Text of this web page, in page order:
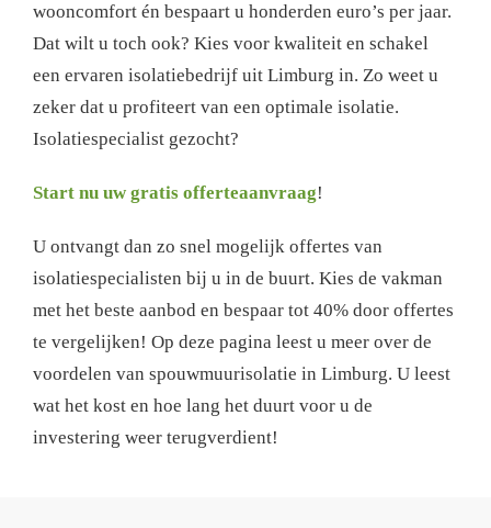
wooncomfort én bespaart u honderden euro’s per jaar.
Dat wilt u toch ook? Kies voor kwaliteit en schakel
een ervaren isolatiebedrijf uit Limburg in. Zo weet u
zeker dat u profiteert van een optimale isolatie.
Isolatiespecialist gezocht?
Start nu uw gratis offerteaanvraag!
U ontvangt dan zo snel mogelijk offertes van
isolatiespecialisten bij u in de buurt. Kies de vakman
met het beste aanbod en bespaar tot 40% door offertes
te vergelijken! Op deze pagina leest u meer over de
voordelen van spouwmuurisolatie in Limburg. U leest
wat het kost en hoe lang het duurt voor u de
investering weer terugverdient!